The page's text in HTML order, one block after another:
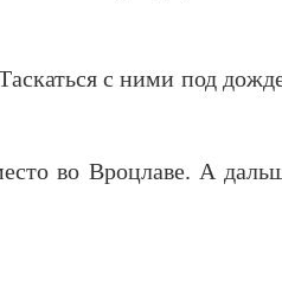
с ними под
во Вроцлаве. А